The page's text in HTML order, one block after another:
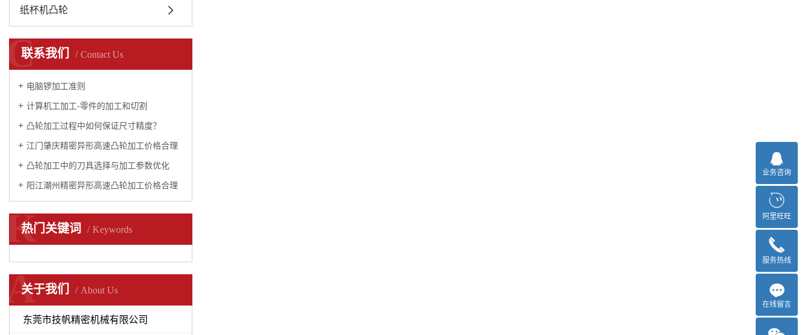
纸杯机凸轮
联系我们 Contact Us
C
电脑锣加工准则
计算机工加工-零件的加工和切割
凸轮加工过程中如何保证尺寸精度？
江门肇庆精密异形高速凸轮加工价格合理
凸轮加工中的刀具选择与加工参数优化
阳江潮州精密异形高速凸轮加工价格合理
热门关键词 Keywords
K
关于我们 About Us
A
东莞市技帆精密机械有限公司
业务咨询
阿里旺旺
服务热线
在线留言